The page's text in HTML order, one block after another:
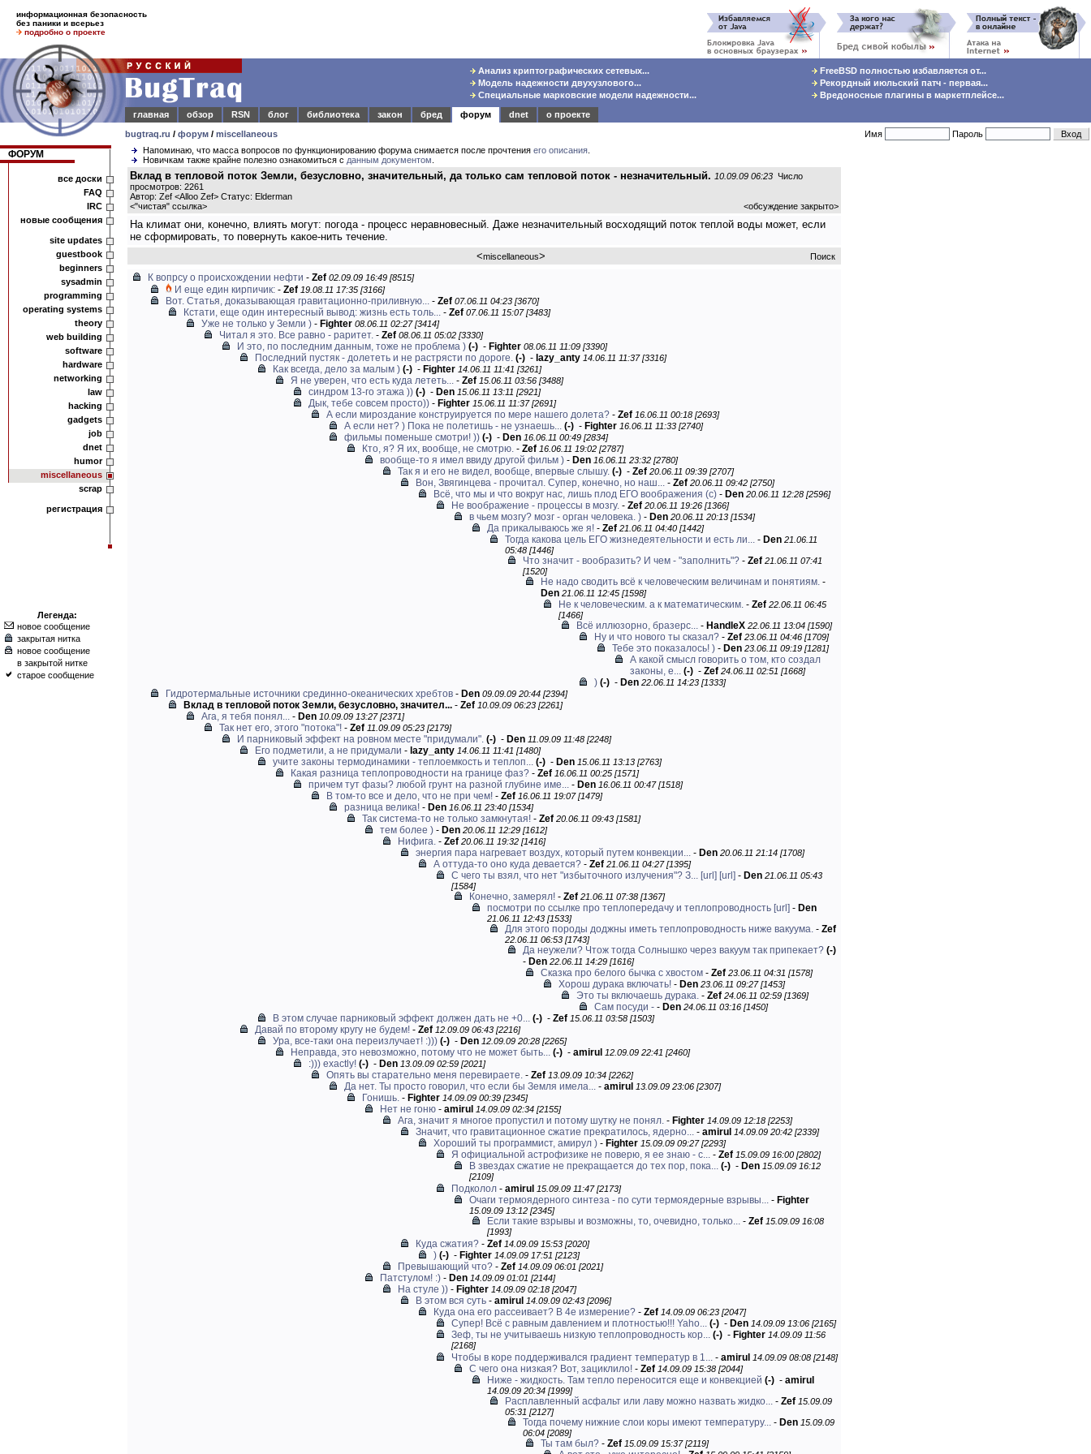
информационная безопасность
без паники и всерьез
подробно о проекте
Анализ криптографических сетевых...
Модель надежности двухузлового...
Специальные марковские модели надежности...
FreeBSD полностью избавляется от...
Рекордный июльский патч - первая...
Вредоносные плагины в маркетплейсе...
главная
обзор RSN блог библиотека закон бред форум dnet
о проекте
bugtraq.ru / форум / miscellaneous Имя Пароль
ФОРУМ
все доски
FAQ
IRC
новые сообщения
site updates
guestbook
beginners
sysadmin
programming
operating systems
theory
web building
software
hardware
networking
law
hacking
gadgets
job
dnet
humor
miscellaneous
scrap
регистрация
Легенда:
новое сообщение
закрытая нитка
новое сообщение
в закрытой нитке
старое сообщение
Напоминаю, что масса вопросов по функционированию форума снимается после прочтения его описания
Новичкам также крайне полезно ознакомиться с данным документом
Вклад в тепловой поток Земли, безусловно, значительный, да только сам тепловой поток - незначительный. 10.09.09 06:23 Число
просмотров: 2261
Автор: Zef <Alloo Zef> Статус: Elderman
<"чистая" ссылка> <обсуждение закрыто>
На климат они, конечно, влиять могут: погода - процесс неравновесный. Даже незначительный восходящий поток теплой воды может, если
не сформировать, то повернуть какое-нить течение.
<miscellaneous> Поиск
К вопрсу о происхождении нефти - Zef 02.09.09 16:49 [8515]
И еще един кирпичик: - Zef 19.08.11 17:35 [3166]
Вот. Статья, доказывающая гравитационно-приливную... - Zef 07.06.11 04:23 [3670]
Кстати, еще один интересный вывод: жизнь есть толь... - Zef 07.06.11 15:07 [3483]
Уже не только у Земли ) - Fighter 08.06.11 02:27 [3414]
Читал я это. Все равно - раритет. - Zef 08.06.11 05:02 [3330]
И это, по последним данным, тоже не проблема ) (-) - Fighter 08.06.11 11:09 [3390]
Последний пустяк - долететь и не растрясти по дороге. (-) - lazy_anty 14.06.11 11:37 [3316]
Как всегда, дело за малым ) (-) - Fighter 14.06.11 11:41 [3261]
Я не уверен, что есть куда лететь... - Zef 15.06.11 03:56 [3488]
синдром 13-го этажа )) (-) - Den 15.06.11 13:11 [2921]
Дык, тебе совсем просто)) - Fighter 15.06.11 11:37 [2691]
А если мироздание конструируется по мере нашего долета? - Zef 16.06.11 00:18 [2693]
А если нет? ) Пока не полетишь - не узнаешь... (-) - Fighter 16.06.11 11:33 [2740]
фильмы поменьше смотри! )) (-) - Den 16.06.11 00:49 [2834]
Кто, я? Я их, вообще, не смотрю. - Zef 16.06.11 19:02 [2787]
вообще-то я имел ввиду другой фильм ) - Den 16.06.11 23:32 [2780]
Так я и его не видел, вообще, впервые слышу. (-) - Zef 20.06.11 09:39 [2707]
Вон, Звягинцева - прочитал. Супер, конечно, но наш... - Zef 20.06.11 09:42 [2750]
Всё, что мы и что вокруг нас, лишь плод ЕГО воображения (c) - Den 20.06.11 12:28 [2596]
Не воображение - процессы в мозгу. - Zef 20.06.11 19:26 [1366]
в чьем мозгу? мозг - орган человека. ) - Den 20.06.11 20:13 [1534]
Да прикалываюсь же я! - Zef 21.06.11 04:40 [1442]
Тогда какова цель ЕГО жизнедеятельности и есть ли... - Den 21.06.11
05:48 [1446]
Что значит - вообразить? И чем - "заполнить"? - Zef 21.06.11 07:41
[1520]
Не надо сводить всё к человеческим величинам и понятиям. -
Den 21.06.11 12:45 [1598]
Не к человеческим. а к математическим. - Zef 22.06.11 06:45
[1466]
Всё иллюзорно, бразерс... - HandleX 22.06.11 13:04 [1590]
Ну и что нового ты сказал? - Zef 23.06.11 04:46 [1709]
Тебе это показалось! ) - Den 23.06.11 09:19 [1281]
А какой смысл говорить о том, кто создал
законы, е... (-) - Zef 24.06.11 02:51 [1668]
) (-) - Den 22.06.11 14:23 [1333]
Гидротермальные источники срединно-океанических хребтов - Den 09.09.09 20:44 [2394]
Вклад в тепловой поток Земли, безусловно, значител... - Zef 10.09.09 06:23 [2261]
Ага, я тебя понял... - Den 10.09.09 13:27 [2371]
Так нет его, этого "потока"! - Zef 11.09.09 05:23 [2179]
И парниковый эффект на ровном месте "придумали". (-) - Den 11.09.09 11:48 [2248]
Его подметили, а не придумали - lazy_anty 14.06.11 11:41 [1480]
учите законы термодинамики - теплоемкость и теплоп... (-) - Den 15.06.11 13:13 [2763]
Какая разница теплопроводности на границе фаз? - Zef 16.06.11 00:25 [1571]
причем тут фазы? любой грунт на разной глубине име... - Den 16.06.11 00:47 [1518]
В том-то все и дело, что не при чем! - Zef 16.06.11 19:07 [1479]
разница велика! - Den 16.06.11 23:40 [1534]
Так система-то не только замкнутая! - Zef 20.06.11 09:43 [1581]
тем более ) - Den 20.06.11 12:29 [1612]
Нифига. - Zef 20.06.11 19:32 [1416]
энергия пара нагревает воздух, который путем конвекции... - Den 20.06.11 21:14 [1708]
А оттуда-то оно куда девается? - Zef 21.06.11 04:27 [1395]
С чего ты взял, что нет "избыточного излучения"? З... [url] [url] - Den 21.06.11 05:43
[1584]
Конечно, замерял! - Zef 21.06.11 07:38 [1367]
посмотри по ссылке про теплопередачу и теплопроводность [url] - Den
21.06.11 12:43 [1533]
Для этого породы доджны иметь теплопроводность ниже вакуума. - Zef
22.06.11 06:53 [1743]
Да неужели? Чтож тогда Солнышко через вакуум так припекает? (-)
- Den 22.06.11 14:29 [1616]
Сказка про белого бычка с хвостом - Zef 23.06.11 04:31 [1578]
Хорош дурака включать! - Den 23.06.11 09:27 [1453]
Это ты включаешь дурака. - Zef 24.06.11 02:59 [1369]
Сам посуди - - Den 24.06.11 03:16 [1450]
В этом случае парниковый эффект должен дать не +0... (-) - Zef 15.06.11 03:58 [1503]
Давай по второму кругу не будем! - Zef 12.09.09 06:43 [2216]
Ура, все-таки она переизлучает! :))) (-) - Den 12.09.09 20:28 [2265]
Неправда, это невозможно, потому что не может быть... (-) - amirul 12.09.09 22:41 [2460]
:))) exactly! (-) - Den 13.09.09 02:59 [2021]
Опять вы старательно меня перевираете. - Zef 13.09.09 10:34 [2262]
Да нет. Ты просто говорил, что если бы Земля имела... - amirul 13.09.09 23:06 [2307]
Гонишь. - Fighter 14.09.09 00:39 [2345]
Нет не гоню - amirul 14.09.09 02:34 [2155]
Ага, значит я многое пропустил и потому шутку не понял. - Fighter 14.09.09 12:18 [2253]
Значит, что гравитационное сжатие прекратилось, ядерно... - amirul 14.09.09 20:42 [2339]
Хороший ты программист, амирул ) - Fighter 15.09.09 09:27 [2293]
Я официальной астрофизике не поверю, я ее знаю - с... - Zef 15.09.09 16:00 [2802]
В звездах сжатие не прекращается до тех пор, пока... (-) - Den 15.09.09 16:12
[2109]
Подколол - amirul 15.09.09 11:47 [2173]
Очаги термоядерного синтеза - по сути термоядерные взрывы... - Fighter
15.09.09 13:12 [2345]
Если такие взрывы и возможны, то, очевидно, только... - Zef 15.09.09 16:08
[1993]
Куда сжатия? - Zef 14.09.09 15:53 [2020]
) (-) - Fighter 14.09.09 17:51 [2123]
Превышающий что? - Zef 14.09.09 06:01 [2021]
Патстулом! :) - Den 14.09.09 01:01 [2144]
На стуле )) - Fighter 14.09.09 02:18 [2047]
В этом вся суть - amirul 14.09.09 02:43 [2096]
Куда она его рассеивает? В 4е измерение? - Zef 14.09.09 06:23 [2047]
Супер! Всё с равным давлением и плотностью!!! Yaho... (-) - Den 14.09.09 13:06 [2165]
Зеф, ты не учитываешь низкую теплопроводность кор... (-) - Fighter 14.09.09 11:56
[2168]
Чтобы в коре поддерживался градиент температур в 1... - amirul 14.09.09 08:08 [2148]
С чего она низкая? Вот, зациклило! - Zef 14.09.09 15:38 [2044]
Ниже - жидкость. Там тепло переносится еще и конвекцией (-) - amirul
14.09.09 20:34 [1999]
Расплавленный асфальт или лаву можно назвать жидко... - Zef 15.09.09
05:31 [2127]
Тогда почему нижние слои коры имеют температуру... - Den 15.09.09
06:04 [2089]
Ты там был? - Zef 15.09.09 15:37 [2119]